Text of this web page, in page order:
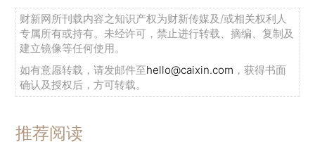
财新网所刊载内容之知识产权为财新传媒及/或相关权利人
专属所有或持有。未经许可，禁止进行转载、摘编、复制及
建立镜像等任何使用。
如有意愿转载，请发邮件至hello@caixin.com ，获得书面
确认及授权后，方可转载。
推荐阅读